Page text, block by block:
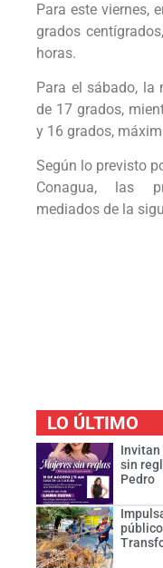
Para este viernes,
grados
horas.
Para el sábado,
de 17 grados,
y 16 grados,
Según lo previsto
Conagua, las
mediados de la
LO ÚLTIMO
Invitan
sin
Pedro